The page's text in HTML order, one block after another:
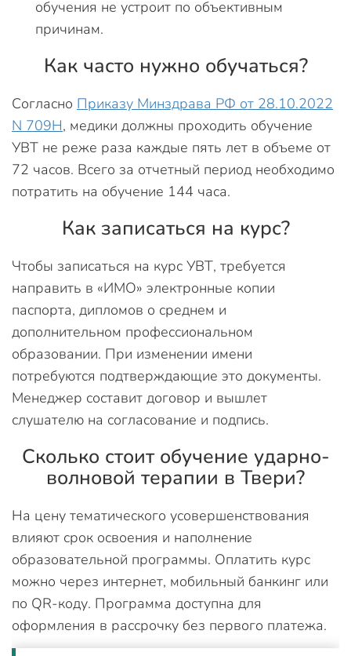
обучения не устроит по объективным
причинам.
Как часто нужно обучаться?
Согласно Приказу Минздрава РФ от 28.10.2022
N 709Н, медики должны проходить обучение
УВТ не реже раза каждые пять лет в объеме от
72 часов. Всего за отчетный период необходимо
потратить на обучение 144 часа.
Как записаться на курс?
Чтобы записаться на курс УВТ, требуется
направить в «ИМО» электронные копии
паспорта, дипломов о среднем и
дополнительном профессиональном
образовании. При изменении имени
потребуются подтверждающие это документы.
Менеджер составит договор и вышлет
слушателю на согласование и подпись.
Сколько стоит обучение ударно-
волновой терапии в Твери?
На цену тематического усовершенствования
влияют срок освоения и наполнение
образовательной программы. Оплатить курс
можно через интернет, мобильный банкинг или
по QR-коду. Программа доступна для
оформления в рассрочку без первого платежа.